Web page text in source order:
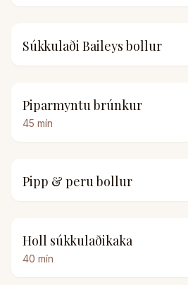
Súkkulaði Baileys bollur
Piparmyntu brúnkur
45 mín
Pipp & peru bollur
Holl súkkulaðikaka
40 mín